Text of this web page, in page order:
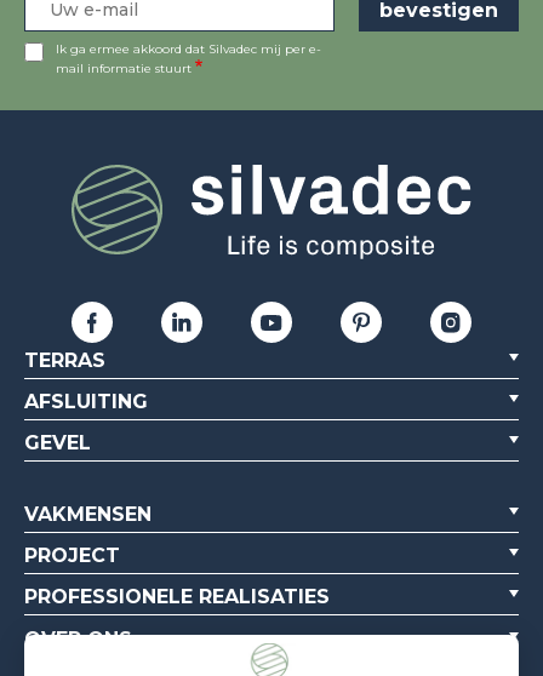
Ik ga ermee akkoord dat Silvadec mij per e-
mail informatie stuurt
TERRAS
AFSLUITING
GEVEL
VAKMENSEN
PROJECT
PROFESSIONELE REALISATIES
OVER ONS